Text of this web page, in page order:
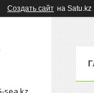
Создать сайт на Satu.kz